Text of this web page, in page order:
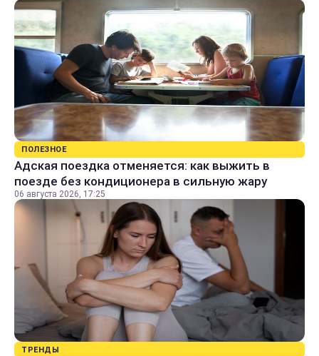
ПОЛЕЗНОЕ
Адская поездка отменяется: как выжить в
поезде без кондиционера в сильную жару
06 августа 2026, 17:25
ТРЕНДЫ